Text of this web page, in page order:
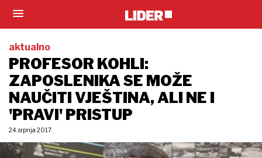
aktualno
PROFESOR KOHLI:
ZAPOSLENIKA SE MOŽE
NAUČITI VJEŠTINA, ALI NE I
'PRAVI' PRISTUP
24. srpnja 2017.